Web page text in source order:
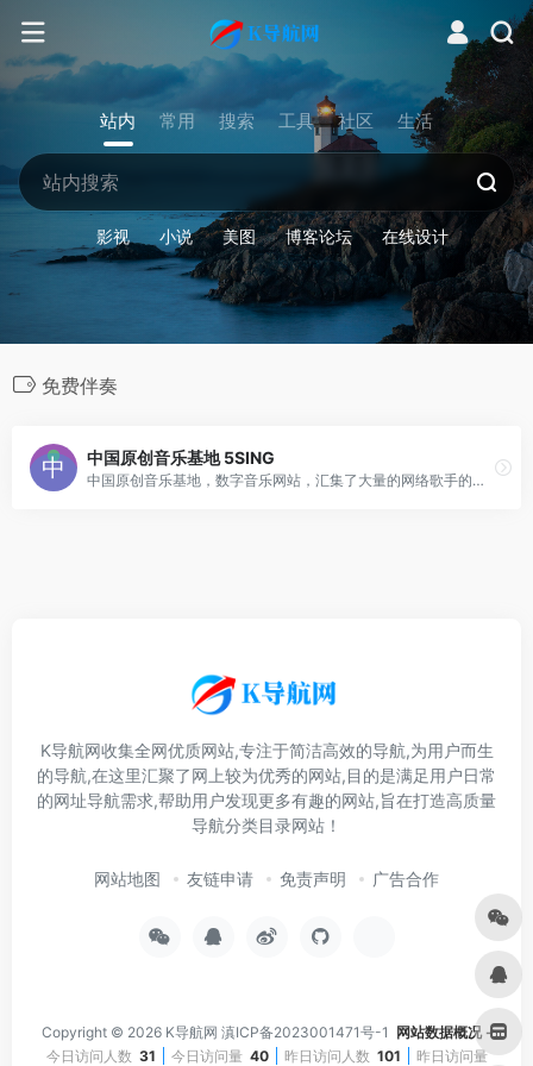
站内 常用 搜索 工具 社区 生活
影视 小说 美图 博客论坛 在线设计
免费伴奏
中国原创音乐基地 5SING
中国原创音乐基地，数字音乐网站，汇集了大量的网络歌手的原创音乐歌曲及翻唱歌曲，提供大量歌曲的伴奏以及歌词免费下载，将喜爱的音乐或者歌曲作为手机彩铃下载
K导航网收集全网优质网站,专注于简洁高效的导航,为用户而生
的导航,在这里汇聚了网上较为优秀的网站,目的是满足用户日常
的网址导航需求,帮助用户发现更多有趣的网站,旨在打造高质量
导航分类目录网站！
网站地图 友链申请 免责声明 广告合作
Copyright © 2026 K导航网 滇ICP备2023001471号-1 网站数据概况 -
今日访问人数 31 今日访问量 40 昨日访问人数 101 昨日访问量